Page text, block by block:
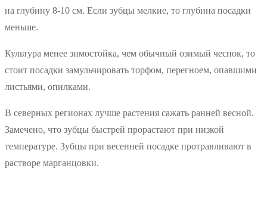
на глубину 8-10 см. Если зубцы мелкие, то глубина посадки
меньше.
Культура менее зимостойка, чем обычный озимый чеснок, то
стоит посадки замульчировать торфом, перегноем, опавшими
листьями, опилками.
В северных регионах лучше растения сажать ранней весной.
Замечено, что зубцы быстрей прорастают при низкой
температуре. Зубцы при весенней посадке протравливают в
растворе марганцовки.